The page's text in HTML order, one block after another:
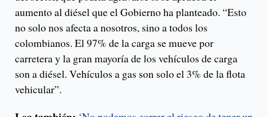
aumento al diésel que el Gobierno ha planteado. “Esto
no solo nos afecta a nosotros, sino a todos los
colombianos. El 97% de la carga se mueve por
carretera y la gran mayoría de los vehículos de carga
son a diésel. Vehículos a gas son solo el 3% de la flota
vehicular”.